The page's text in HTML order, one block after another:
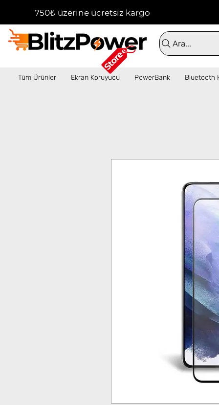
750₺ üzerine ücretsiz kargo!  ✦  16:00'a
Ara...
Tüm Ürünler Ekran Koruyucu PowerBank Bluetooth